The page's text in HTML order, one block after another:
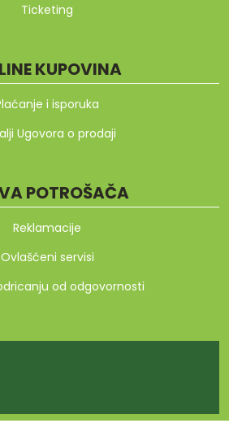
Ticketing
KUPOVINA
i isporuka
Ugovora o prodaji
POTROŠAČA
Reklamacije
Ovlašćeni servisi
od odgovornosti